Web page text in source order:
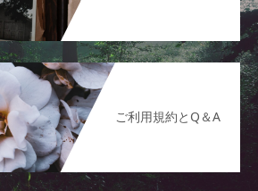
ご利用規約とQ＆A